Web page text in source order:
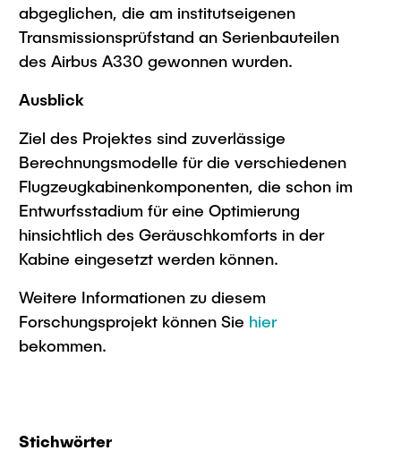
abgeglichen, die am institutseigenen
Transmissionsprüfstand an Serienbauteilen
des Airbus A330 gewonnen wurden.
Ausblick
Ziel des Projektes sind zuverlässige
Berechnungsmodelle für die verschiedenen
Flugzeugkabinenkomponenten, die schon im
Entwurfsstadium für eine Optimierung
hinsichtlich des Geräuschkomforts in der
Kabine eingesetzt werden können.
Weitere Informationen zu diesem
Forschungsprojekt können Sie hier
bekommen.
Stichwörter